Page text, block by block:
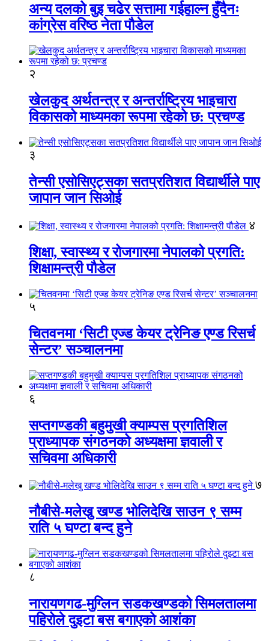
अन्य दलको बुइ चढेर सत्तामा गईहाल्न हुँदैनः
कांग्रेस वरिष्ठ नेता पौडेल
२
खेलकुद अर्थतन्त्र र अन्तर्राष्ट्रिय भाइचारा
विकासको माध्यमका रूपमा रहेको छ: प्रचण्ड
३
तेन्सी एसोसिएट्सका सतप्रतिशत विद्यार्थीले पाए
जापान जान सिओई
४
शिक्षा, स्वास्थ्य र रोजगारमा नेपालको प्रगति:
शिक्षामन्त्री पौडेल
५
चितवनमा ‘सिटी एज्ड केयर ट्रेनिङ एण्ड रिसर्च
सेन्टर’ सञ्चालनमा
६
सप्तगण्डकी बहुमुखी क्याम्पस प्रगतिशिल
प्राध्यापक संगठनको अध्यक्षमा ज्ञवाली र
सचिवमा अधिकारी
७
नौबीसे-मलेखु खण्ड भोलिदेखि साउन ९ सम्म
राति ५ घण्टा बन्द हुने
८
नारायणगढ-मुग्लिन सडकखण्डको सिमलतालमा
पहिरोले दुइटा बस बगाएको आशंका